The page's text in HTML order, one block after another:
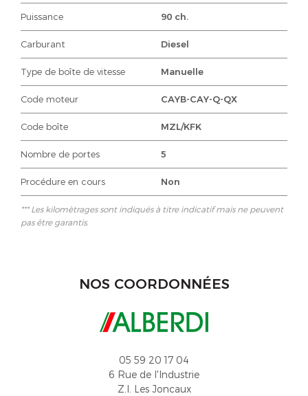
Puissance 90 ch.
Carburant Diesel
Type de boîte de vitesse Manuelle
Code moteur CAYB-CAY-Q-QX
Code boîte MZL/KFK
Nombre de portes 5
Procédure en cours Non
*** Les kilomètrages sont indiqués à titre indicatif mais ne peuvent
pas être garantis.
NOS COORDONNÉES
05 59 20 17 04
6 Rue de l'Industrie
Z.I. Les Joncaux